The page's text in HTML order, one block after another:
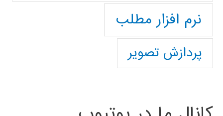
نرم افزار مطلب
پردازش تصویر